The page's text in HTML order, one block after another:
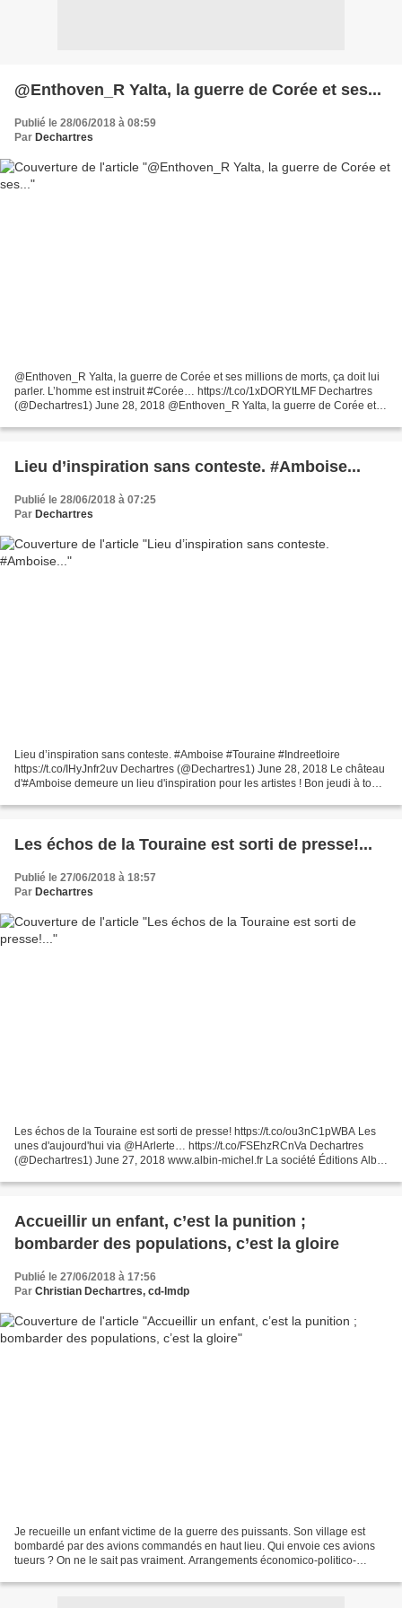
@Enthoven_R Yalta, la guerre de Corée et ses...
Publié le 28/06/2018 à 08:59
Par Dechartres
@Enthoven_R Yalta, la guerre de Corée et ses millions de morts, ça doit lui
parler. L’homme est instruit #Corée… https://t.co/1xDORYtLMF Dechartres
(@Dechartres1) June 28, 2018 @Enthoven_R Yalta, la guerre de Corée et
Lieu d’inspiration sans conteste. #Amboise...
Publié le 28/06/2018 à 07:25
Par Dechartres
Lieu d’inspiration sans conteste. #Amboise #Touraine #Indreetloire
https://t.co/IHyJnfr2uv Dechartres (@Dechartres1) June 28, 2018 Le château
d'#Amboise demeure un lieu d'inspiration pour les artistes ! Bon jeudi à tous
Les échos de la Touraine est sorti de presse!...
Publié le 27/06/2018 à 18:57
Par Dechartres
Les échos de la Touraine est sorti de presse! https://t.co/ou3nC1pWBA Les
unes d'aujourd'hui via @HArlerte… https://t.co/FSEhzRCnVa Dechartres
(@Dechartres1) June 27, 2018 www.albin-michel.fr La société Éditions Albin
Accueillir un enfant, c’est la punition ;
bombarder des populations, c’est la gloire
Publié le 27/06/2018 à 17:56
Par Christian Dechartres, cd-lmdp
Je recueille un enfant victime de la guerre des puissants. Son village est
bombardé par des avions commandés en haut lieu. Qui envoie ces avions
tueurs ? On ne le sait pas vraiment. Arrangements économico-politico-